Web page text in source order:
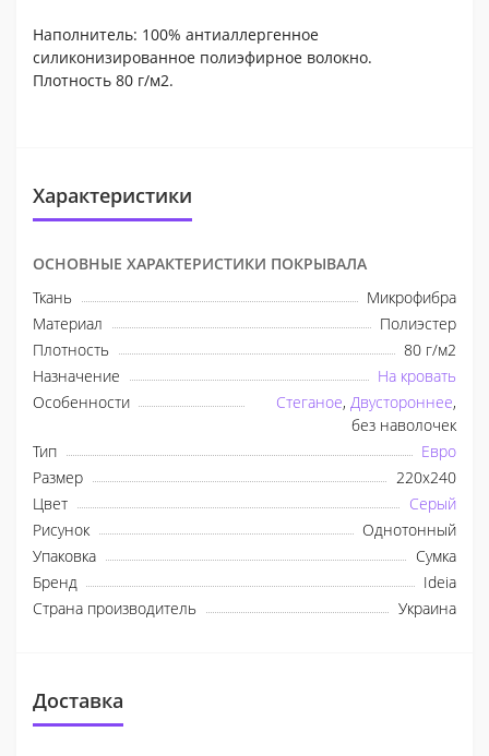
Наполнитель: 100% антиаллергенное
силиконизированное полиэфирное волокно.
Плотность 80 г/м2.
Характеристики
ОСНОВНЫЕ ХАРАКТЕРИСТИКИ ПОКРЫВАЛА
Ткань
Микрофибра
Материал
Полиэстер
Плотность
80 г/м2
Назначение
На кровать
Особенности
Стеганое, Двустороннее,
без наволочек
Тип
Евро
Размер
220x240
Цвет
Серый
Рисунок
Однотонный
Упаковка
Сумка
Бренд
Ideia
Страна производитель
Украина
Доставка